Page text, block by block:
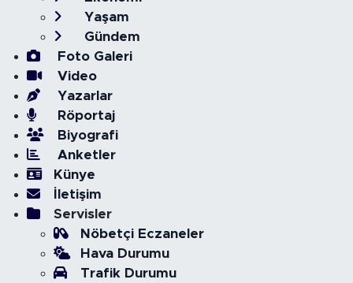
Yaşam
Gündem
Foto Galeri
Video
Yazarlar
Röportaj
Biyografi
Anketler
Künye
İletişim
Servisler
Nöbetçi Eczaneler
Hava Durumu
Trafik Durumu